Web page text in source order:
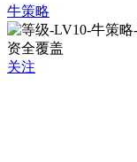
牛策略
关注